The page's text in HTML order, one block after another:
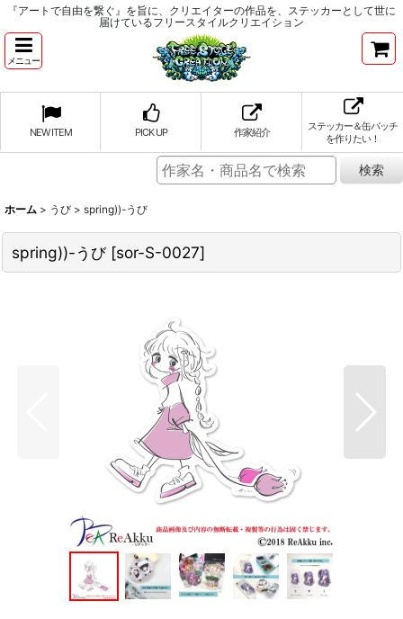
『アートで自由を繋ぐ』を旨に、クリエイターの作品を、ステッカーとして世に
届けているフリースタイルクリエイション
メニュー
NEW ITEM PICK UP 作家紹介
ステッカー＆缶バッチ
を作りたい！
ホーム > うび > spring))-うび
spring))-うび [sor-S-0027]